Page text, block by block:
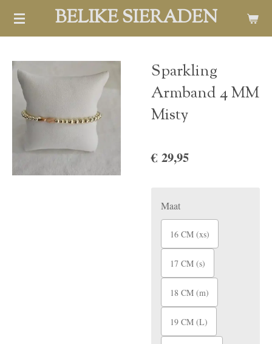
Ga
de
hoofdinhoud
BELIKE SIERADEN
Sparkling
Armband 4 MM
Misty
€ 29,95
Maat
16 CM (xs)
17 CM (s)
18 CM (m)
19 CM (L)